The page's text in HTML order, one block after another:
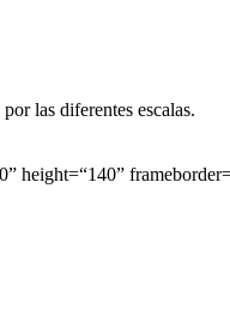
las diferentes escalas.
height=“140”